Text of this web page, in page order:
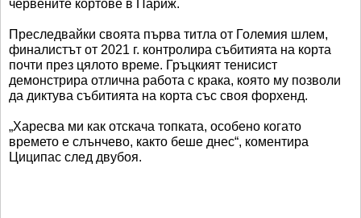
червените кортове в Париж.
Преследвайки своята първа титла от Големия шлем,
финалистът от 2021 г. контролира събитията на корта
почти през цялото време. Гръцкият тенисист
демонстрира отлична работа с крака, която му позволи
да диктува събитията на корта със своя форхенд.
„Харесва ми как отскача топката, особено когато
времето е слънчево, както беше днес“, коментира
Циципас след двубоя.